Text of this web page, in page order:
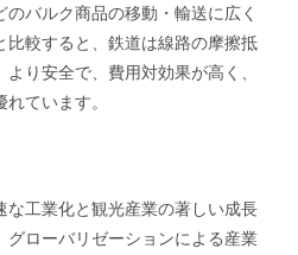
バルク商品の移動・輸送に広く
較すると、鉄道は線路の摩擦抵
り安全で、費用対効果が高く、
ています。
工業化と観光産業の著しい成長
グローバリゼーションによる産業